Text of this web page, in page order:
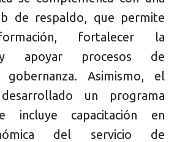
de respaldo, que permite
fortalecer la
y apoyar procesos de
gobernanza. Asimismo, el
un programa
incluye capacitación en
del servicio de